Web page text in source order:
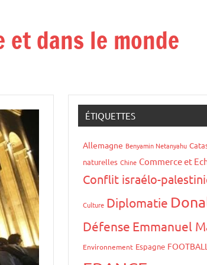
dans le monde
ÉTIQUETTES
Allemagne Benyamin Netanyahu
naturelles Chine Commerce et
Conflit israélo-
Culture Diplomatie
Défense Emmanuel
Environnement Espagne FOOTBALL